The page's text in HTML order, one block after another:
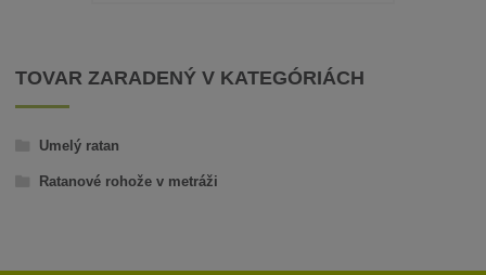
TOVAR ZARADENÝ V KATEGÓRIÁCH
Umelý ratan
Ratanové rohože v metráži